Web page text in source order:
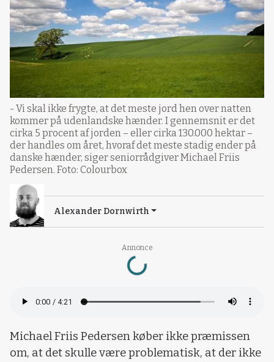
Annonce
Loading...
- Vi skal ikke frygte, at det meste jord hen over natten
kommer på udenlandske hænder. I gennemsnit er det
cirka 5 procent af jorden – eller cirka 130.000 hektar –
der handles om året, hvoraf det meste stadig ender på
danske hænder, siger seniorrådgiver Michael Friis
Pedersen. Foto: Colourbox
Alexander Dornwirth
Michael Friis Pedersen køber ikke præmissen
om, at det skulle være problematisk, at der ikke